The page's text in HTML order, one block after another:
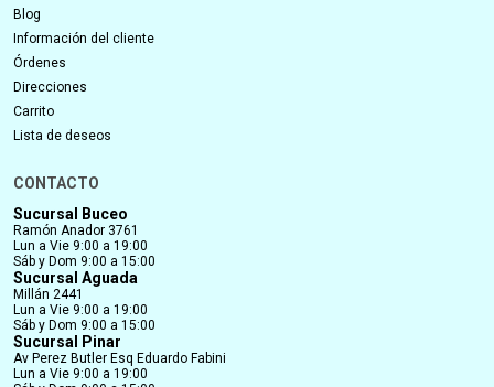
Blog
Información del cliente
Órdenes
Direcciones
Carrito
Lista de deseos
CONTACTO
Sucursal Buceo
Ramón Anador 3761
Lun a Vie 9:00 a 19:00
Sáb y Dom 9:00 a 15:00
Sucursal Aguada
Millán 2441
Lun a Vie 9:00 a 19:00
Sáb y Dom 9:00 a 15:00
Sucursal Pinar
Av Perez Butler Esq Eduardo Fabini
Lun a Vie 9:00 a 19:00